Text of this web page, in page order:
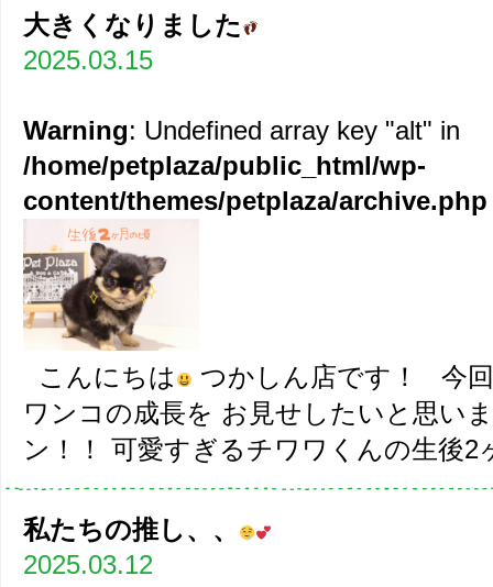
大きくなりました
2025.03.15
Warning: Undefined array key "alt" in
/home/petplaza/public_html/wp-
content/themes/petplaza/archive.php
こんにちは
つかしん店です！ 今
ワンコの成長を お見せしたいと思
ン！！ 可愛すぎるチワワくんの生後
私たちの推し、、
2025.03.12